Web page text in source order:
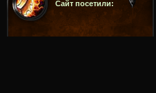
Сайт посетили: